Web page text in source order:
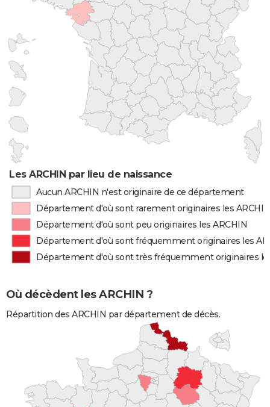
Les ARCHIN par lieu de naissance
Aucun ARCHIN n'est originaire de ce département
Département d'où sont rarement originaires les ARCHIN
Département d'où sont peu originaires les ARCHIN
Département d'où sont fréquemment originaires les
Département d'où sont très fréquemment originaires
Où décèdent les ARCHIN ?
Répartition des ARCHIN par département de décès.